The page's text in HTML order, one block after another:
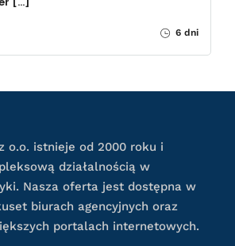
6 dni
o.o. istnieje od 2000 roku i
działalnością w
Nasza oferta jest dostępna w
biurach agencyjnych oraz
portalach internetowych.